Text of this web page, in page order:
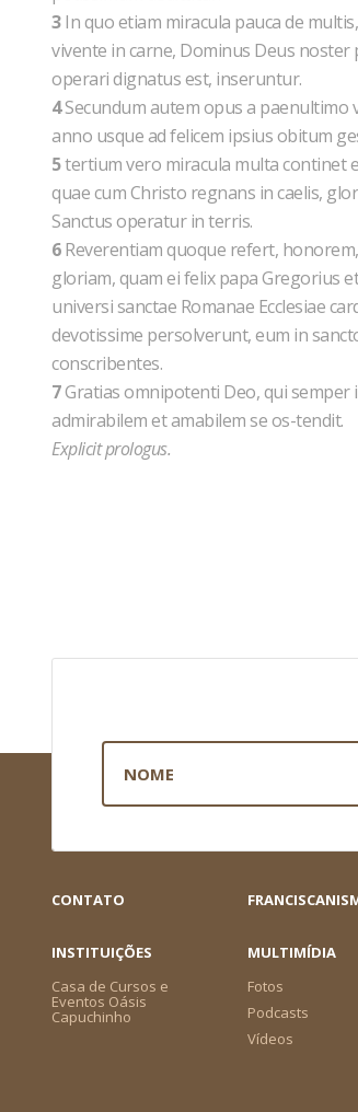
3In quo etiam miracula pauca de
vivente in carne, Dominus Deus noster
operari dignatus est, inseruntur.
4Secundum autem opus a paenultimo
anno usque ad felicem ipsius obitum
5tertium vero miracula multa continet
quae cum Christo regnans in caelis,
Sanctus operatur in terris.
6Reverentiam quoque refert,
gloriam, quam ei felix papa Gregorius
universi sanctae Romanae Ecclesiae
devotissime persolverunt, eum in
conscribentes.
7Gratias omnipotenti Deo, qui semper
admirabilem et amabilem se os-tendit.
Explicit prologus.
CONTATO
INSTITUIÇÕES
Casa de Cursos e
Eventos Oásis
Capuchinho
MULTIMÍDIA
Fotos
Podcasts
Vídeos